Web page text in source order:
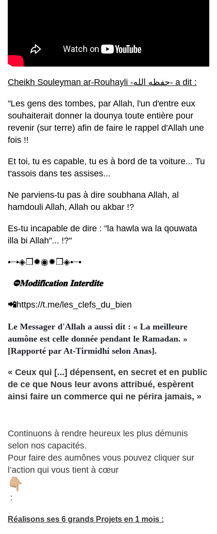
Cheikh Souleyman ar-Rouhayli -حفظه الله- a dit :
"Les gens des tombes, par Allah, l'un d'entre eux
souhaiterait donner la dounya toute entière pour
revenir (sur terre) afin de faire le rappel d'Allah une
fois !!
Et toi, tu es capable, tu es à bord de ta voiture... Tu
t'assois dans tes assises...
Ne parviens-tu pas à dire soubhana Allah, al
hamdouli Allah, Allah ou akbar !?
Es-tu incapable de dire : "la hawla wa la qouwata
illa bi Allah"... !?"
•┈•◈❒✹◉✹❒◈•┈•
⛔𝐌𝐨𝐝𝐢𝐟𝐢𝐜𝐚𝐭𝐢𝐨𝐧 𝐈𝐧𝐭𝐞𝐫𝐝𝐢𝐭𝐞
📲https://t.me/les_clefs_du_bien
Le Messager d'Allah a aussi dit : « La meilleure
aumône est celle donnée pendant le Ramadan. »
[Rapporté par At-Tirmidhi selon Anas].
« Ceux qui [...] dépensent, en secret et en public
de ce que Nous leur avons attribué, espèrent
ainsi faire un commerce qui ne périra jamais, »
Continuons à rendre heureux les plus démunis
selon nos capacités.
Pour faire des aumônes vous pouvez cliquer sur
l’action qui vous tient à cœur
:
Réalisons ses 6 grands Projets en 1 mois :